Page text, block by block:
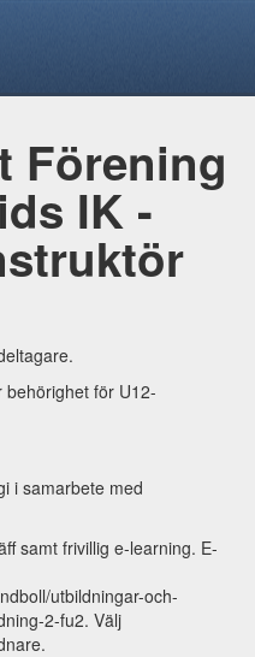
Förening
IK -
för U12-
i samarbete med
samt frivillig e-learning. E-
utbildningar-och-
2-fu2. Välj